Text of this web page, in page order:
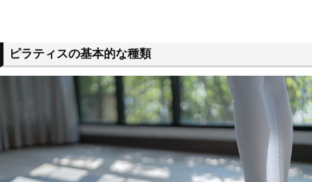
ピラティスの基本的な種類